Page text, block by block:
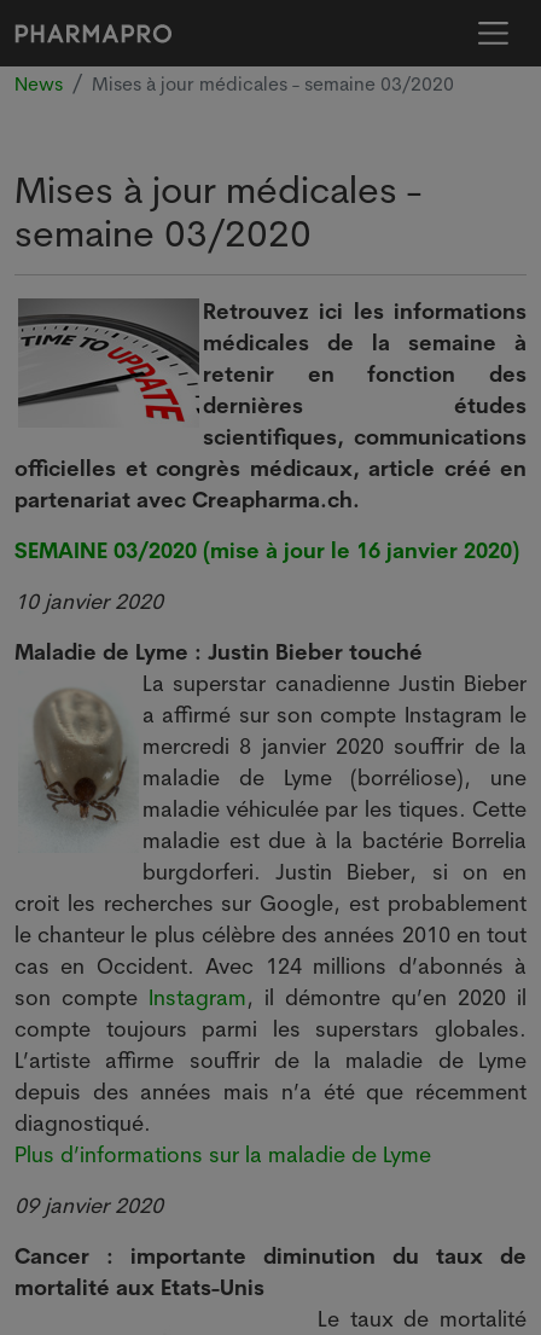
News Mises à jour médicales - semaine 03/2020
Mises à jour médicales -
semaine 03/2020
Retrouvez ici les informations
médicales de la semaine à
retenir en fonction des
dernières études
scientifiques, communications
officielles et congrès médicaux, article créé en
partenariat avec Creapharma.ch.
SEMAINE 03/2020 (mise à jour le 16 janvier 2020)
10 janvier 2020
Maladie de Lyme : Justin Bieber touché
La superstar canadienne Justin Bieber
a affirmé sur son compte Instagram le
mercredi 8 janvier 2020 souffrir de la
maladie de Lyme (borréliose), une
maladie véhiculée par les tiques. Cette
maladie est due à la bactérie Borrelia
burgdorferi. Justin Bieber, si on en
croit les recherches sur Google, est probablement
le chanteur le plus célèbre des années 2010 en tout
cas en Occident. Avec 124 millions d’abonnés à
son compte Instagram, il démontre qu’en 2020 il
compte toujours parmi les superstars globales.
L’artiste affirme souffrir de la maladie de Lyme
depuis des années mais n’a été que récemment
diagnostiqué.
Plus d’informations sur la maladie de Lyme
09 janvier 2020
Cancer : importante diminution du taux de
mortalité aux Etats-Unis
Le taux de mortalité